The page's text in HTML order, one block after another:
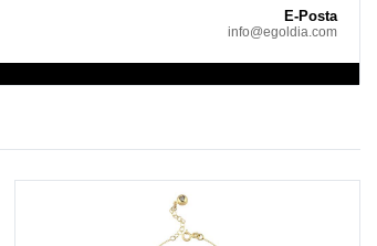
E-Posta
info@egoldia.com